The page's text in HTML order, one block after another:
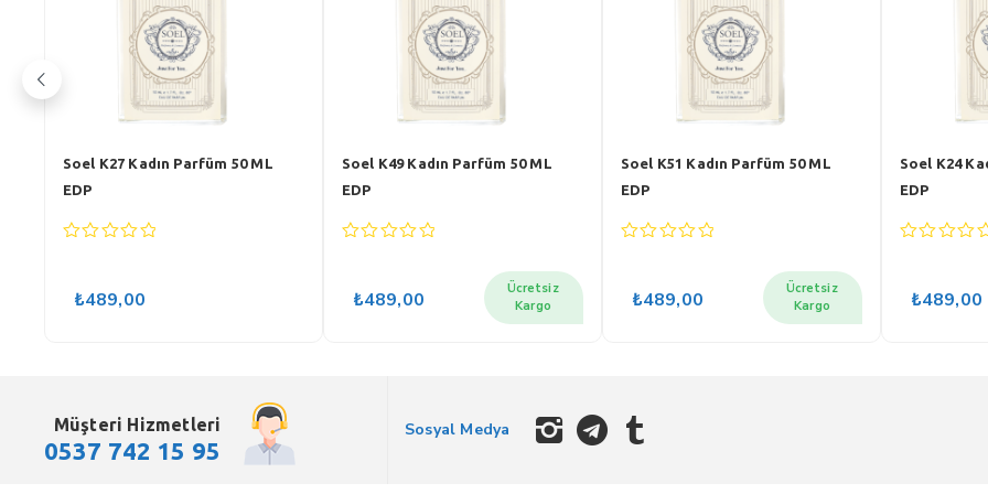
Kadın Parfüm 50 ML
Kargo
Soel K24 Kadın Parfüm 50 ML
Soel K53 Kadın Parfüm 50 ML
out
of
5₺489,00
Kargo
Soel K47 Kadın Parfüm
out
of
5₺489,00
Müşteri Hizmetleri
0537 742 15 95
Sosyal Medya